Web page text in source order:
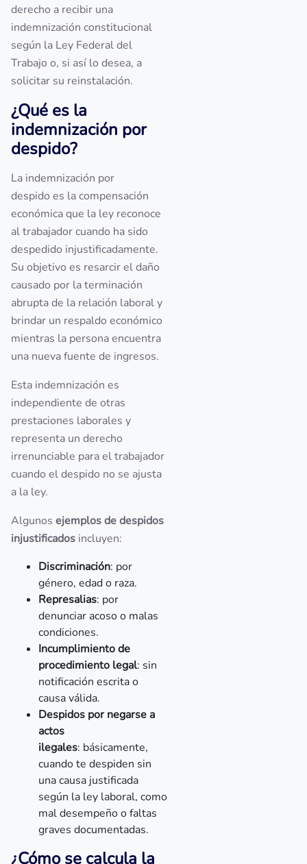
derecho a recibir una
indemnización constitucional
según la Ley Federal del
Trabajo o, si así lo desea, a
solicitar su reinstalación.
¿Qué es la
indemnización por
despido?
La indemnización por
despido es la compensación
económica que la ley reconoce
al trabajador cuando ha sido
despedido injustificadamente.
Su objetivo es resarcir el daño
causado por la terminación
abrupta de la relación laboral y
brindar un respaldo económico
mientras la persona encuentra
una nueva fuente de ingresos.
Esta indemnización es
independiente de otras
prestaciones laborales y
representa un derecho
irrenunciable para el trabajador
cuando el despido no se ajusta
a la ley.
Algunos ejemplos de despidos
injustificados incluyen:
Discriminación: por
género, edad o raza.
Represalias: por
denunciar acoso o malas
condiciones.
Incumplimiento de
procedimiento legal: sin
notificación escrita o
causa válida.
Despidos por negarse a
actos
ilegales: básicamente,
cuando te despiden sin
una causa justificada
según la ley laboral, como
mal desempeño o faltas
graves documentadas.
¿Cómo se calcula la